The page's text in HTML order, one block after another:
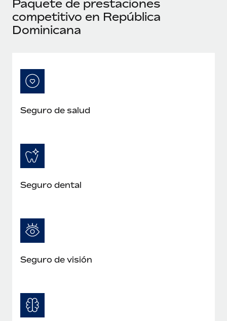
Paquete de prestaciones
competitivo en República
Dominicana
Seguro de salud
Seguro dental
Seguro de visión